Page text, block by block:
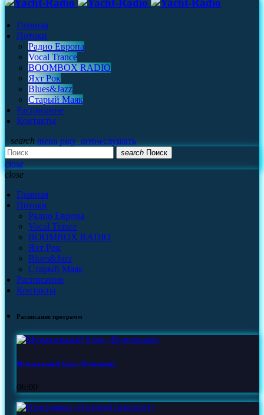
Главная
Потоки
Радио Европа
Vocal Trance
BOOMBOX RADIO
Яхт Рок
Blues&Jazz
Старый Маяк
Расписание
Контакты
search menu play_arrowслушать
search Поиск
close
close
Главная
Потоки
Радио Европа
Vocal Trance
BOOMBOX RADIO
Яхт Рок
Blues&Jazz
Старый Маяк
Расписание
Контакты
Расписание программ
Музыкальный блок «Будильник»
06:00